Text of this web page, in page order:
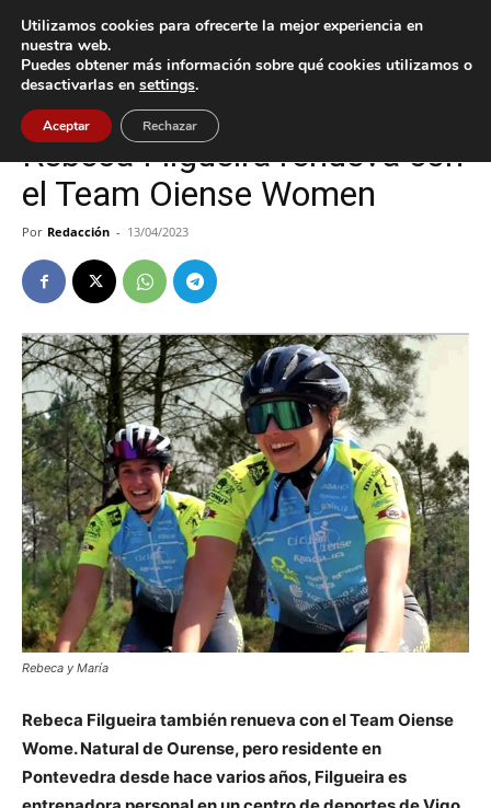
Inicio Deportes
Deportes Oia
Rebeca Filgueira renueva con
el Team Oiense Women
Por Redacción - 13/04/2023
Rebeca y María
Rebeca Filgueira también renueva con el Team Oiense
Wome. Natural de Ourense, pero residente en
Pontevedra desde hace varios años, Filgueira es
Utilizamos cookies para ofrecerte la mejor experiencia en
nuestra web.
Puedes obtener más información sobre qué cookies utilizamos o
desactivarlas en settings.
Aceptar Rechazar